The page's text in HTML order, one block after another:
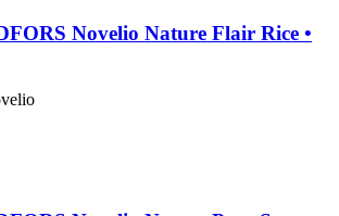
Novelio Nature Flair Rice •